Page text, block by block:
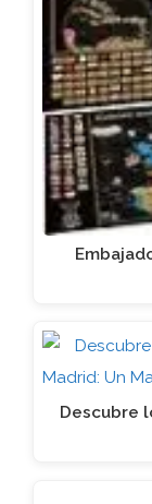
Descubre